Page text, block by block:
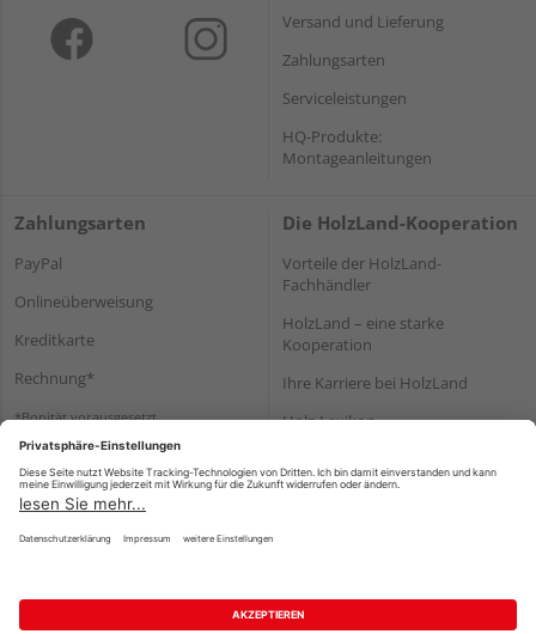
Versand und Lieferung
Zahlungsarten
Serviceleistungen
HQ-Produkte:
Montageanleitungen
Zahlungsarten
PayPal
Onlineüberweisung
Kreditkarte
Rechnung*
*Bonität vorausgesetzt
Die HolzLand-Kooperation
Vorteile der HolzLand-
Fachhändler
HolzLand – eine starke
Kooperation
Ihre Karriere bei HolzLand
Holz-Lexikon
Impressum Datenschutz
Nutzungsbedingungen